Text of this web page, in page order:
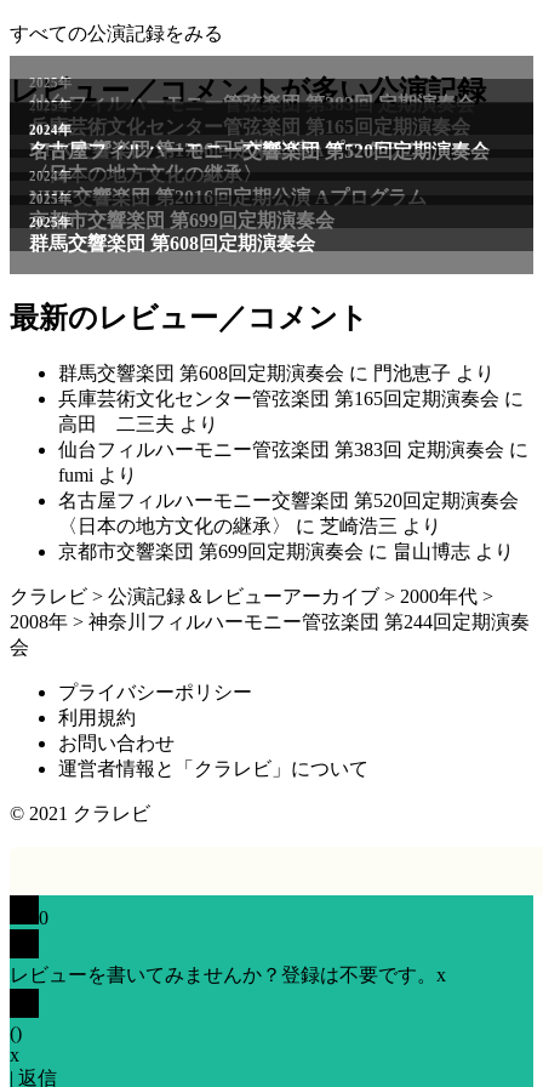
すべての公演記録をみる
レビュー／コメントが多い公演記録
2025年
仙台フィルハーモニー管弦楽団 第383回 定期演奏会
2025年
兵庫芸術文化センター管弦楽団 第165回定期演奏会
2011年
NHK交響楽団 第1706回定期公演Aプログラム
2024年
名古屋フィルハーモニー交響楽団 第520回定期演奏会
〈日本の地方文化の継承〉
2024年
NHK交響楽団 第2016回定期公演 Aプログラム
2025年
京都市交響楽団 第699回定期演奏会
2025年
群馬交響楽団 第608回定期演奏会
最新のレビュー／コメント
群馬交響楽団 第608回定期演奏会 に 門池恵子 より
兵庫芸術文化センター管弦楽団 第165回定期演奏会 に
高田 二三夫 より
仙台フィルハーモニー管弦楽団 第383回 定期演奏会 に
fumi より
名古屋フィルハーモニー交響楽団 第520回定期演奏会
〈日本の地方文化の継承〉
に 芝崎浩三 より
京都市交響楽団 第699回定期演奏会 に 畠山博志 より
クラレビ > 公演記録＆レビューアーカイブ > 2000年代 >
2008年 > 神奈川フィルハーモニー管弦楽団 第244回定期演奏
会
プライバシーポリシー
利用規約
お問い合わせ
運営者情報と「クラレビ」について
© 2021 クラレビ
0
レビューを書いてみませんか？登録は不要です。 x
()
x
| 返信